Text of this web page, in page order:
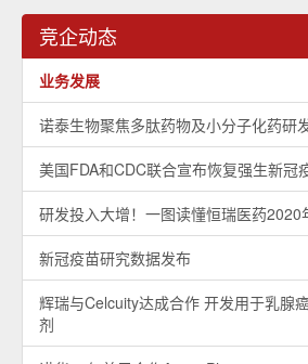
竞企动态
业务发展
诺泰生物聚焦多肽药物及小分子化药研
美国FDA和CDC联合宣布恢复强生新冠
研发投入大增！一图读懂恒瑞医药2020
新冠疫苗研究数据发布
辉瑞与Celcuity达成合作 开发用于乳腺
剂